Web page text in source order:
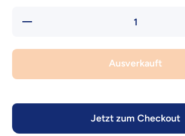
Verringere die
Ausverkauft
Jetzt zum Checkout